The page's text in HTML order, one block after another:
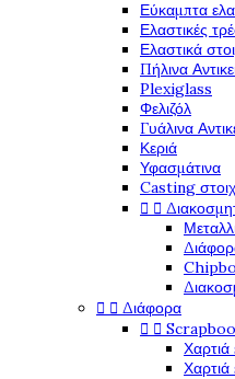
Εύκαμπτα
Ελαστικές
Ελαστικά
Πήλινα
Plexiglass
Φελιζόλ
Γυάλινα
Κεριά
Υφασμάτινα
Casting
 
  Διάφορα
 